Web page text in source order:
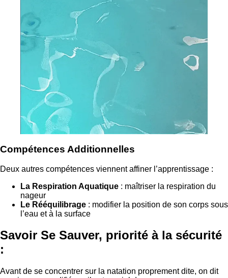
Compétences Additionnelles
Deux autres compétences viennent affiner l’apprentissage :
La Respiration Aquatique : maîtriser la respiration du
nageur
Le Rééquilibrage : modifier la position de son corps sous
l’eau et à la surface
Savoir Se Sauver, priorité à la sécurité
:
Avant de se concentrer sur la natation proprement dite, on dit